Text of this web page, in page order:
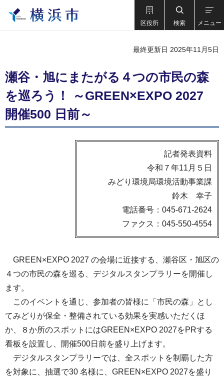
区役所 検索 メニュー
最終更新日 2025年11月5日
瀬谷・旭にまたがる４つの市民の森
を巡ろう！ ～GREEN×EXPO 2027
開催500 日前～
記者発表資料
令和７年11月５日
みどり環境局環境活動事業課
鈴木 幸子
電話番号：045-671-2624
ファクス：045-550-4554
GREEN×EXPO 2027 の会場に近接する、瀬谷区・旭区の
４つの市民の森を巡る、デジタルスタンプラリーを開催し
ます。
このイベントを通じ、参加者の皆様に「市民の森」とし
てみどりが保全・整備されている効果を実感いただくほ
か、８か所のスポットにはGREEN×EXPO 2027をPRする
看板を設置し、開催500日前を盛り上げます。
デジタルスタンプラリーでは、全スポットを制覇した方
を対象に、抽選で30 名様に、GREEN×EXPO 2027を盛り